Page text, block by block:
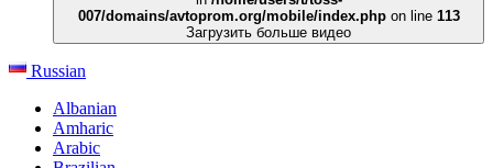
007/domains/avtoprom.org/mobile/index.phpon line 113
Загрузить больше видео
Russian
Albanian
Amharic
Arabic